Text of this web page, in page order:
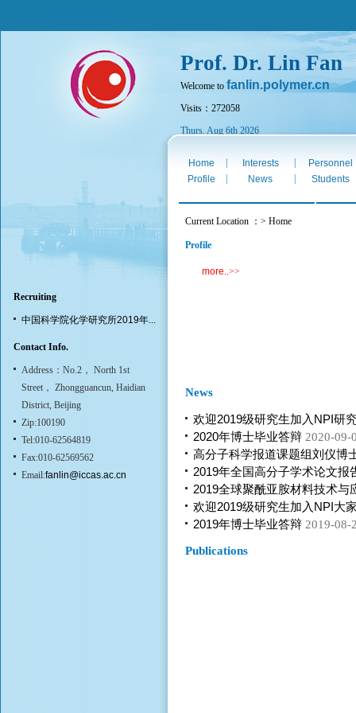
Prof. Dr. Lin Fan
Welcome to fanlin.polymer.cn
Visits：272058
Thurs. Aug 6th 2026
Recruiting
中国科学院化学研究所2019年...
Contact Info.
Address：No.2， North 1st
Street， Zhongguancun, Haidian
District, Beijing
Zip:100190
Tel:010-62564819
Fax:010-62569562
Email:fanlin@iccas.ac.cn
Home Interests
Personnel
Profile
News Students
Current Location ：> Home
Profile
more..>>
News
欢迎2019级研究生加入NPI研
2020年博士毕业答辩2020-09-
高分子科学报道课题组刘仪博
2019年全国高分子学术论文报
2019全球聚酰亚胺材料技术与
欢迎2019级研究生加入NPI大
2019年博士毕业答辩2019-08-
Publications